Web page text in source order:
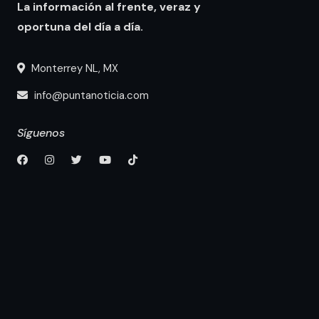
La información al frente, veraz y
oportuna del día a día.
Monterrey NL, MX
info@puntanoticia.com
Síguenos